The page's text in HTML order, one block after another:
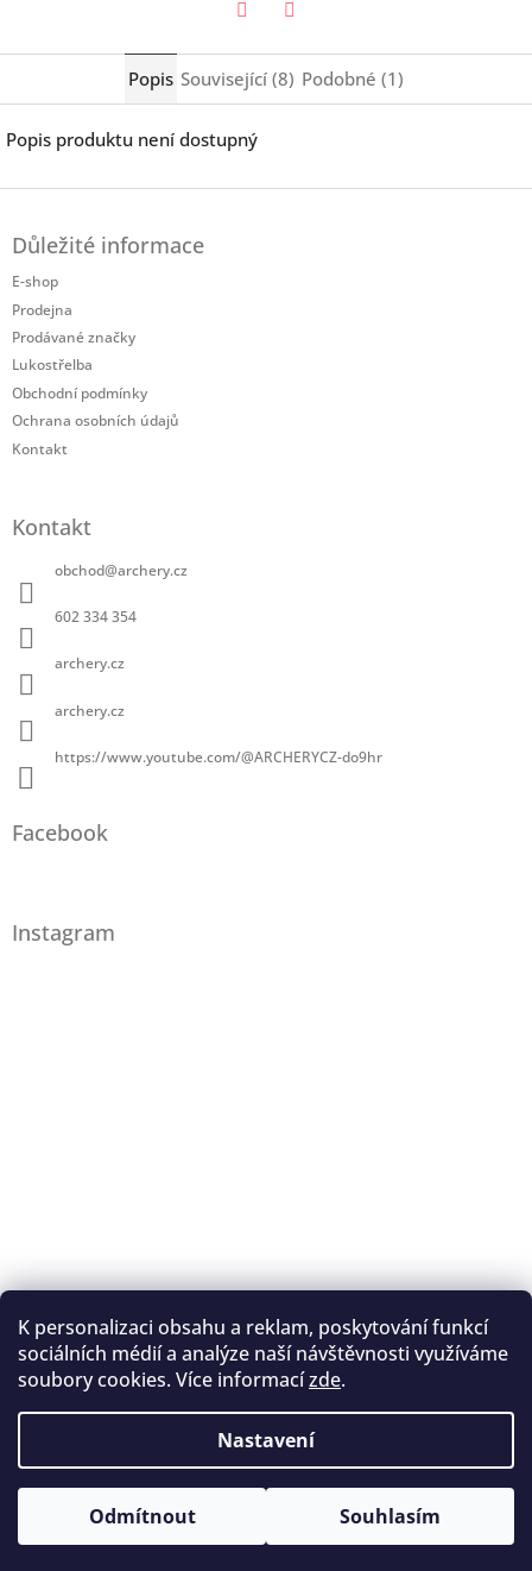
K personalizaci obsahu a reklam, poskytování funkcí
sociálních médií a analýze naší návštěvnosti využíváme
soubory cookies. Více informacízde.
Nastavení
Odmítnout Souhlasím
Popis Související (8) Podobné (1)
Popis produktu není dostupný
Důležité informace
E-shop
Prodejna
Prodávané značky
Lukostřelba
Obchodní podmínky
Ochrana osobních údajů
Kontakt
Kontakt
obchod@archery.cz
602 334 354
archery.cz
archery.cz
https://www.youtube.com/@ARCHERYCZ-do9hr
Facebook
Instagram
Sledovat na Instagramu
Registrace na lukostřelbu
I. Královský lukostřelecký klub
Český lukostřelecký svaz
Vytvořil ShoptetCopyright 2026
. Všechna práva vyhrazena.
Upravit nastavení cookies